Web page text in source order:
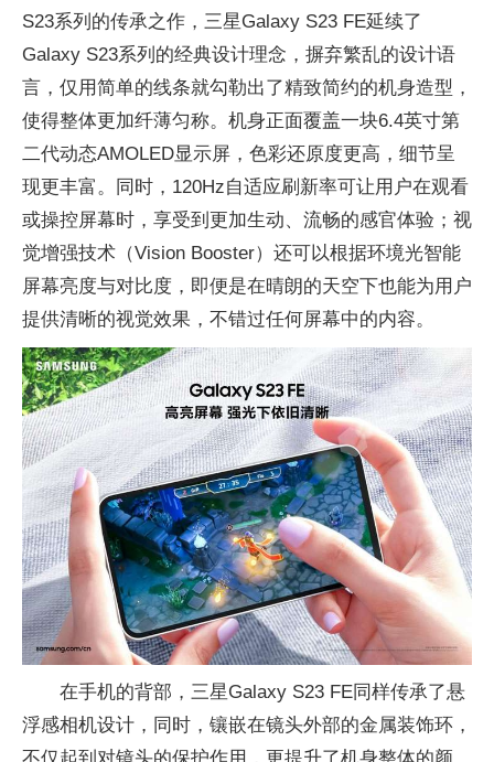
S23系列的传承之作，三星Galaxy S23 FE延续了
Galaxy S23系列的经典设计理念，摒弃繁乱的设计语
言，仅用简单的线条就勾勒出了精致简约的机身造型，
使得整体更加纤薄匀称。机身正面覆盖一块6.4英寸第
二代动态AMOLED显示屏，色彩还原度更高，细节呈
现更丰富。同时，120Hz自适应刷新率可让用户在观看
或操控屏幕时，享受到更加生动、流畅的感官体验；视
觉增强技术（Vision Booster）还可以根据环境光智能
屏幕亮度与对比度，即便是在晴朗的天空下也能为用户
提供清晰的视觉效果，不错过任何屏幕中的内容。
在手机的背部，三星Galaxy S23 FE同样传承了悬
浮感相机设计，同时，镶嵌在镜头外部的金属装饰环，